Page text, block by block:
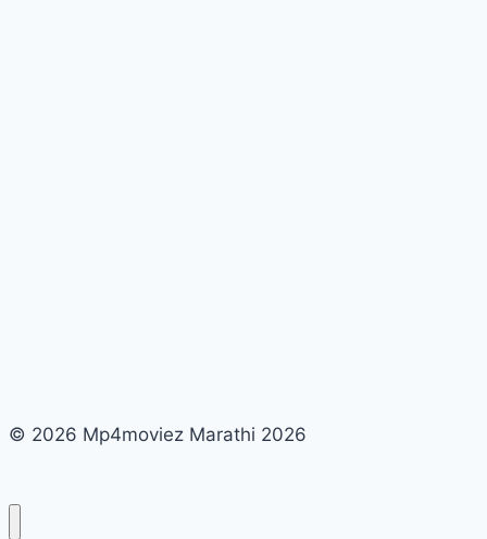
© 2026 Mp4moviez Marathi 2026